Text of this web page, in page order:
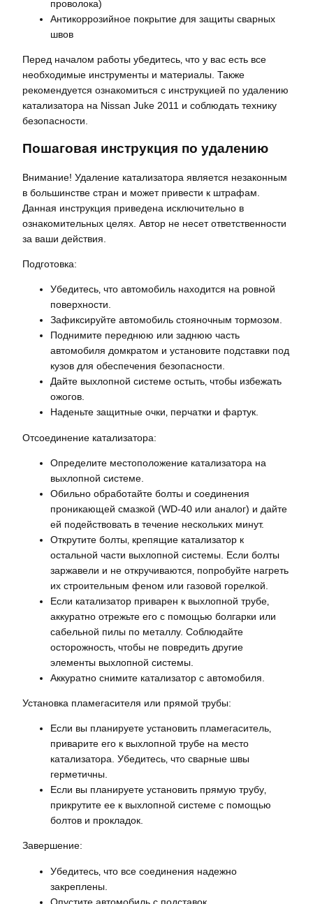
проволока)
Антикоррозийное покрытие для защиты сварных
швов
Перед началом работы убедитесь‚ что у вас есть все
необходимые инструменты и материалы. Также
рекомендуется ознакомиться с инструкцией по удалению
катализатора на Nissan Juke 2011 и соблюдать технику
безопасности.
Пошаговая инструкция по удалению
Внимание! Удаление катализатора является незаконным
в большинстве стран и может привести к штрафам.
Данная инструкция приведена исключительно в
ознакомительных целях. Автор не несет ответственности
за ваши действия.
Подготовка:
Убедитесь‚ что автомобиль находится на ровной
поверхности.
Зафиксируйте автомобиль стояночным тормозом.
Поднимите переднюю или заднюю часть
автомобиля домкратом и установите подставки под
кузов для обеспечения безопасности.
Дайте выхлопной системе остыть‚ чтобы избежать
ожогов.
Наденьте защитные очки‚ перчатки и фартук.
Отсоединение катализатора:
Определите местоположение катализатора на
выхлопной системе.
Обильно обработайте болты и соединения
проникающей смазкой (WD-40 или аналог) и дайте
ей подействовать в течение нескольких минут.
Открутите болты‚ крепящие катализатор к
остальной части выхлопной системы. Если болты
заржавели и не откручиваются‚ попробуйте нагреть
их строительным феном или газовой горелкой.
Если катализатор приварен к выхлопной трубе‚
аккуратно отрежьте его с помощью болгарки или
сабельной пилы по металлу. Соблюдайте
осторожность‚ чтобы не повредить другие
элементы выхлопной системы.
Аккуратно снимите катализатор с автомобиля.
Установка пламегасителя или прямой трубы:
Если вы планируете установить пламегаситель‚
приварите его к выхлопной трубе на место
катализатора. Убедитесь‚ что сварные швы
герметичны.
Если вы планируете установить прямую трубу‚
прикрутите ее к выхлопной системе с помощью
болтов и прокладок.
Завершение:
Убедитесь‚ что все соединения надежно
закреплены.
Опустите автомобиль с подставок.